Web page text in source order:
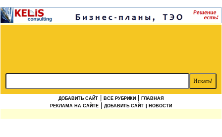
ДОБАВИТЬ САЙТ ВСЕ РУБРИКИ
ГЛАВНАЯ
РЕКЛАМА НА САЙТЕ
ДОБАВИТЬ САЙТ | НОВОСТИ